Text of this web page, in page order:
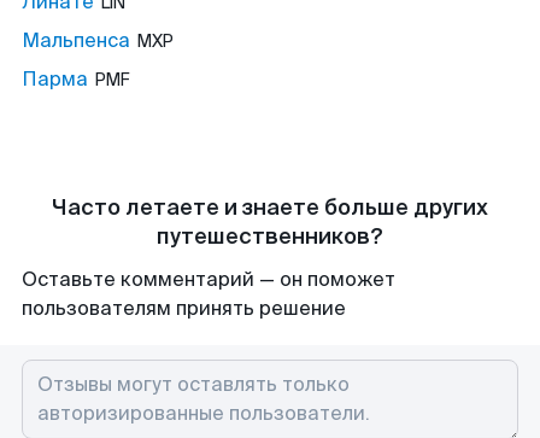
Мальпенса MXP
Парма PMF
Часто летаете и знаете больше других
путешественников?
Оставьте комментарий — он поможет
пользователям принять решение